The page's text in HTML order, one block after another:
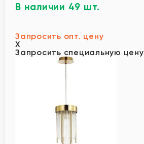
В наличии 49 шт.
Запросить опт. цену
X
Запросить специальную цену